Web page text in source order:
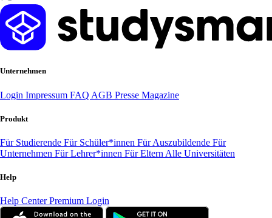
Unternehmen
Login Impressum FAQ AGB Presse Magazine
Produkt
Für Studierende Für Schüler*innen Für Auszubildende Für
Unternehmen Für Lehrer*innen Für Eltern Alle Universitäten
Help
Help CenterPremium Login